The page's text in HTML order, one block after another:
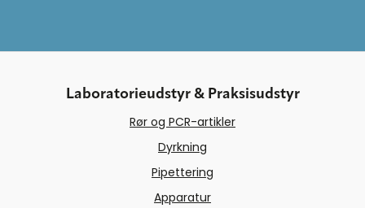
Laboratorieudstyr & Praksisudstyr
Rør og PCR-artikler
Dyrkning
Pipettering
Apparatur